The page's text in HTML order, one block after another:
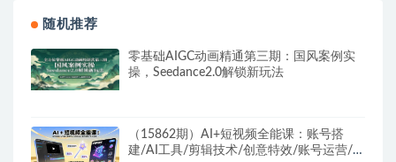
随机推荐
零基础AIGC动画精通第三期：国风案例实
操，Seedance2.0解锁新玩法
（15862期）AI+短视频全能课：账号搭
建/AI工具/剪辑技术/创意特效/账号运营/带